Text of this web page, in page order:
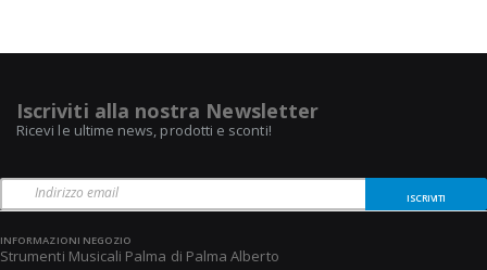
Iscriviti alla nostra Newsletter
Ricevi le ultime news, prodotti e sconti!
ISCRIVITI
INFORMAZIONI NEGOZIO
Strumenti Musicali Palma di Palma Alberto